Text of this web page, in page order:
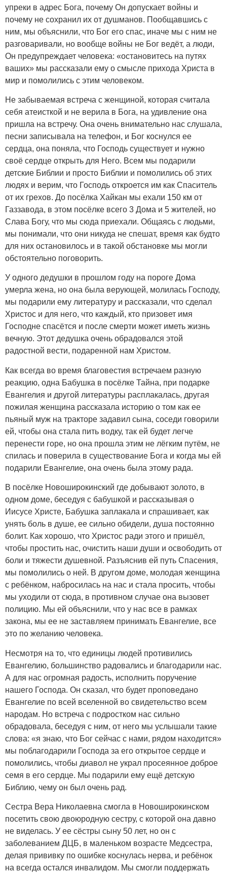
упреки в адрес Бога, почему Он допускает войны и
почему не сохранил их от душманов. Пообщавшись с
ним, мы объяснили, что Бог его спас, иначе мы с ним не
разговаривали, но вообще войны не Бог ведёт, а люди,
Он предупреждает человека: «остановитесь на путях
ваших» мы рассказали ему о смысле прихода Христа в
мир и помолились с этим человеком.
Не забываемая встреча с женщиной, которая считала
себя атеисткой и не верила в Бога, на удивление она
пришла на встречу. Она очень внимательно нас слушала,
песни записывала на телефон, и Бог коснулся ее
сердца, она поняла, что Господь существует и нужно
своё сердце открыть для Него. Всем мы подарили
детские Библии и просто Библии и помолились об этих
людях и верим, что Господь откроется им как Спаситель
от их грехов. До посёлка Хайкан мы ехали 150 км от
Газзавода, в этом посёлке всего 3 Дома и 5 жителей, но
Слава Богу, что мы сюда приехали. Общаясь с людьми,
мы понимали, что они никуда не спешат, время как будто
для них остановилось и в такой обстановке мы могли
обстоятельно поговорить.
У одного дедушки в прошлом году на пороге Дома
умерла жена, но она была верующей, молилась Господу,
мы подарили ему литературу и рассказали, что сделал
Христос и для него, что каждый, кто призовет имя
Господне спасётся и после смерти может иметь жизнь
вечную. Этот дедушка очень обрадовался этой
радостной вести, подаренной нам Христом.
Как всегда во время благовестия встречаем разную
реакцию, одна Бабушка в посёлке Тайна, при подарке
Евангелия и другой литературы расплакалась, другая
пожилая женщина рассказала историю о том как ее
пьяный муж на тракторе задавил сына, соседи говорили
ей, чтобы она стала пить водку, так ей будет легче
перенести горе, но она прошла этим не лёгким путём, не
спилась и поверила в существование Бога и когда мы ей
подарили Евангелие, она очень была этому рада.
В посёлке Новоширокинский где добывают золото, в
одном доме, беседуя с бабушкой и рассказывая о
Иисусе Христе, Бабушка заплакала и спрашивает, как
унять боль в душе, ее сильно обидели, душа постоянно
болит. Как хорошо, что Христос ради этого и пришёл,
чтобы простить нас, очистить наши души и освободить от
боли и тяжести душевной. Разъяснив ей путь Спасения,
мы помолились о ней. В другом доме, молодая женщина
с ребёнком, набросилась на нас и стала просить, чтобы
мы уходили от сюда, в противном случае она вызовет
полицию. Мы ей объяснили, что у нас все в рамках
закона, мы ее не заставляем принимать Евангелие, все
это по желанию человека.
Несмотря на то, что единицы людей противились
Евангелию, большинство радовались и благодарили нас.
А для нас огромная радость, исполнить поручение
нашего Господа. Он сказал, что будет проповедано
Евангелие по всей вселенной во свидетельство всем
народам. Но встреча с подростком нас сильно
обрадовала, беседуя с ним, от него мы услышали такие
слова: «я знаю, что Бог сейчас с нами, рядом находится»
мы поблагодарили Господа за его открытое сердце и
помолились, чтобы диавол не украл просеянное доброе
семя в его сердце. Мы подарили ему ещё детскую
Библию, чему он был очень рад.
Сестра Вера Николаевна смогла в Новоширокинском
посетить свою двоюродную сестру, с которой она давно
не виделась. У ее сёстры сыну 50 лет, но он с
заболеванием ДЦБ, в маленьком возрасте Медсестра,
делая прививку по ошибке коснулась нерва, и ребёнок
на всегда остался инвалидом. Мы смогли поддержать